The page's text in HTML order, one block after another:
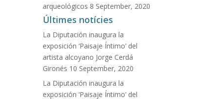
arqueológicos 8 September, 2020
Últimes notícies
La Diputación inaugura la
exposición ‘Paisaje Íntimo’ del
artista alcoyano Jorge Cerdá
Gironés 10 September, 2020
La Diputación inaugura la
exposición ‘Paisaje Íntimo’ del